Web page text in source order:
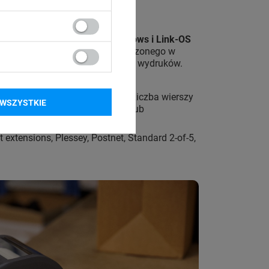
z systemem Windows i Link-OS
kabla USB
dołączonego w
zapamiętasz wiele szablonów wydruków.
zapiszesz
. Liczba wierszy
w zarządzaniu produktami lub
extensions, Plessey, Postnet, Standard 2-of-5,